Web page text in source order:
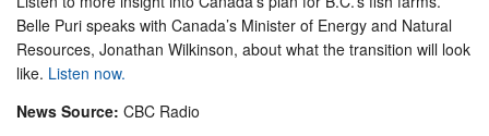
Belle Puri speaks with Canada’s Minister of Energy and Natural
Resources, Jonathan Wilkinson, about what the transition will look
like. Listen now.
News Source: CBC Radio